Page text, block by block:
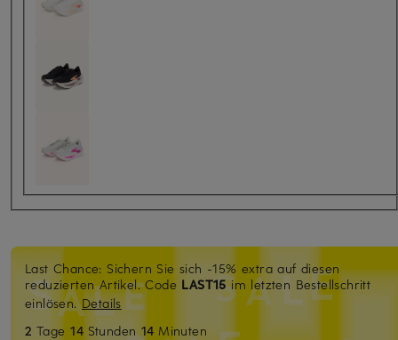
Last Chance: Sichern Sie sich -15% extra auf diesen
reduzierten Artikel. Code LAST15im letzten Bestellschritt
einlösen.Details
2 Tage14 Stunden 14 Minuten